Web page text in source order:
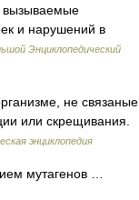
вызываемые
и нарушений в
Энциклопедический
не связаные
или скрещивания.
энциклопедия
мутагенов …